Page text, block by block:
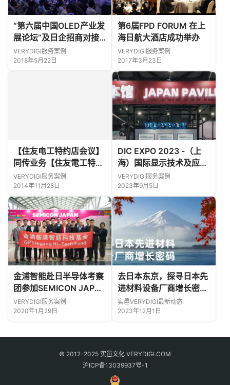
“第六届中国OLED产业发
展论坛”及日企招商对接
会
VERYDIGI服务案例
2018年5月22日
第6届FPD FORUM 在上
海日航大酒店成功举办
VERYDIGI服务案例
2017年3月23日
【住友电工特约店会议】
同传业务【住友電工特約
店会議】同時通訳業務
VERYDIGI服务案例
2014年11月28日
DIC EXPO 2023 -（上
海）国际显示技术及应用
创新展惊艳开展，日本馆
亮眼引观众驻足！
VERYDIGI服务案例
2023年9月5日
金浦智能赴日半导体考察
团参加SEMICON JAPAN
圆满成功
VERYDIGI服务案例
2020年1月29日
去日本东京，探寻日本先
进材料设备厂商增长密码
｜12月11日出发！
实邑VERYDIGI最新动态
2023年12月1日
© 2012-2025 实邑文化 VERYDIGI.COM
沪ICP备13039937号-1